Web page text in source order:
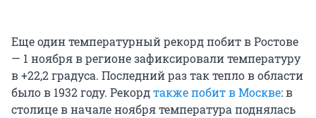
Еще один температурный рекорд побит в Ростове
— 1 ноября в регионе зафиксировали температуру
в +22,2 градуса. Последний раз так тепло в области
было в 1932 году. Рекордтакже побит в Москве: в
столице в начале ноября температура поднялась